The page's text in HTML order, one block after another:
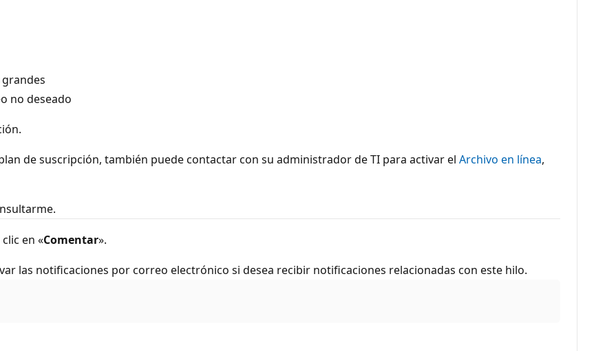
no deseado
de suscripción, también puede contactar con su administrador de TI para activar el Archivo en línea,
en «Comentar».
las notificaciones por correo electrónico si desea recibir notificaciones relacionadas con este hilo.